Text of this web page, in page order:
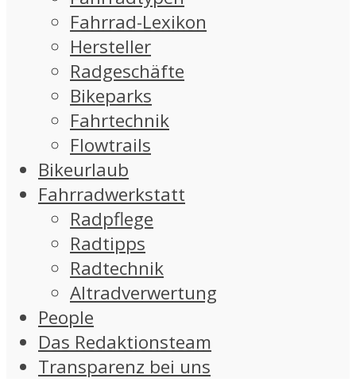
Fahrrad-Lexikon
Hersteller
Radgeschäfte
Bikeparks
Fahrtechnik
Flowtrails
Bikeurlaub
Fahrradwerkstatt
Radpflege
Radtipps
Radtechnik
Altradverwertung
People
Das Redaktionsteam
Transparenz bei uns